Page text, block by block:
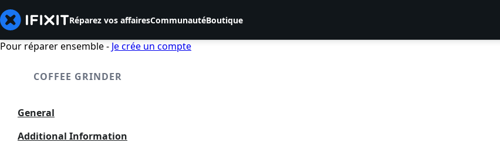
Réparez vos affairesCommunautéBoutique
Pour réparer ensemble - Je crée un compte
COFFEE GRINDER
General
Additional Information